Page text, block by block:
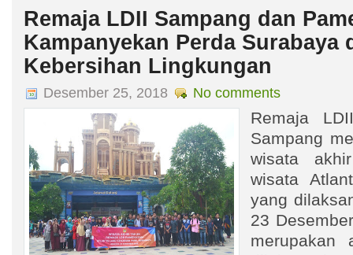
Remaja LDII Sampang dan
Kampanyekan Perda Surabaya
Kebersihan Lingkungan
Desember 25, 2018 No comments
Remaja
Sampang
wisata
wisata
yang
23
merupakan